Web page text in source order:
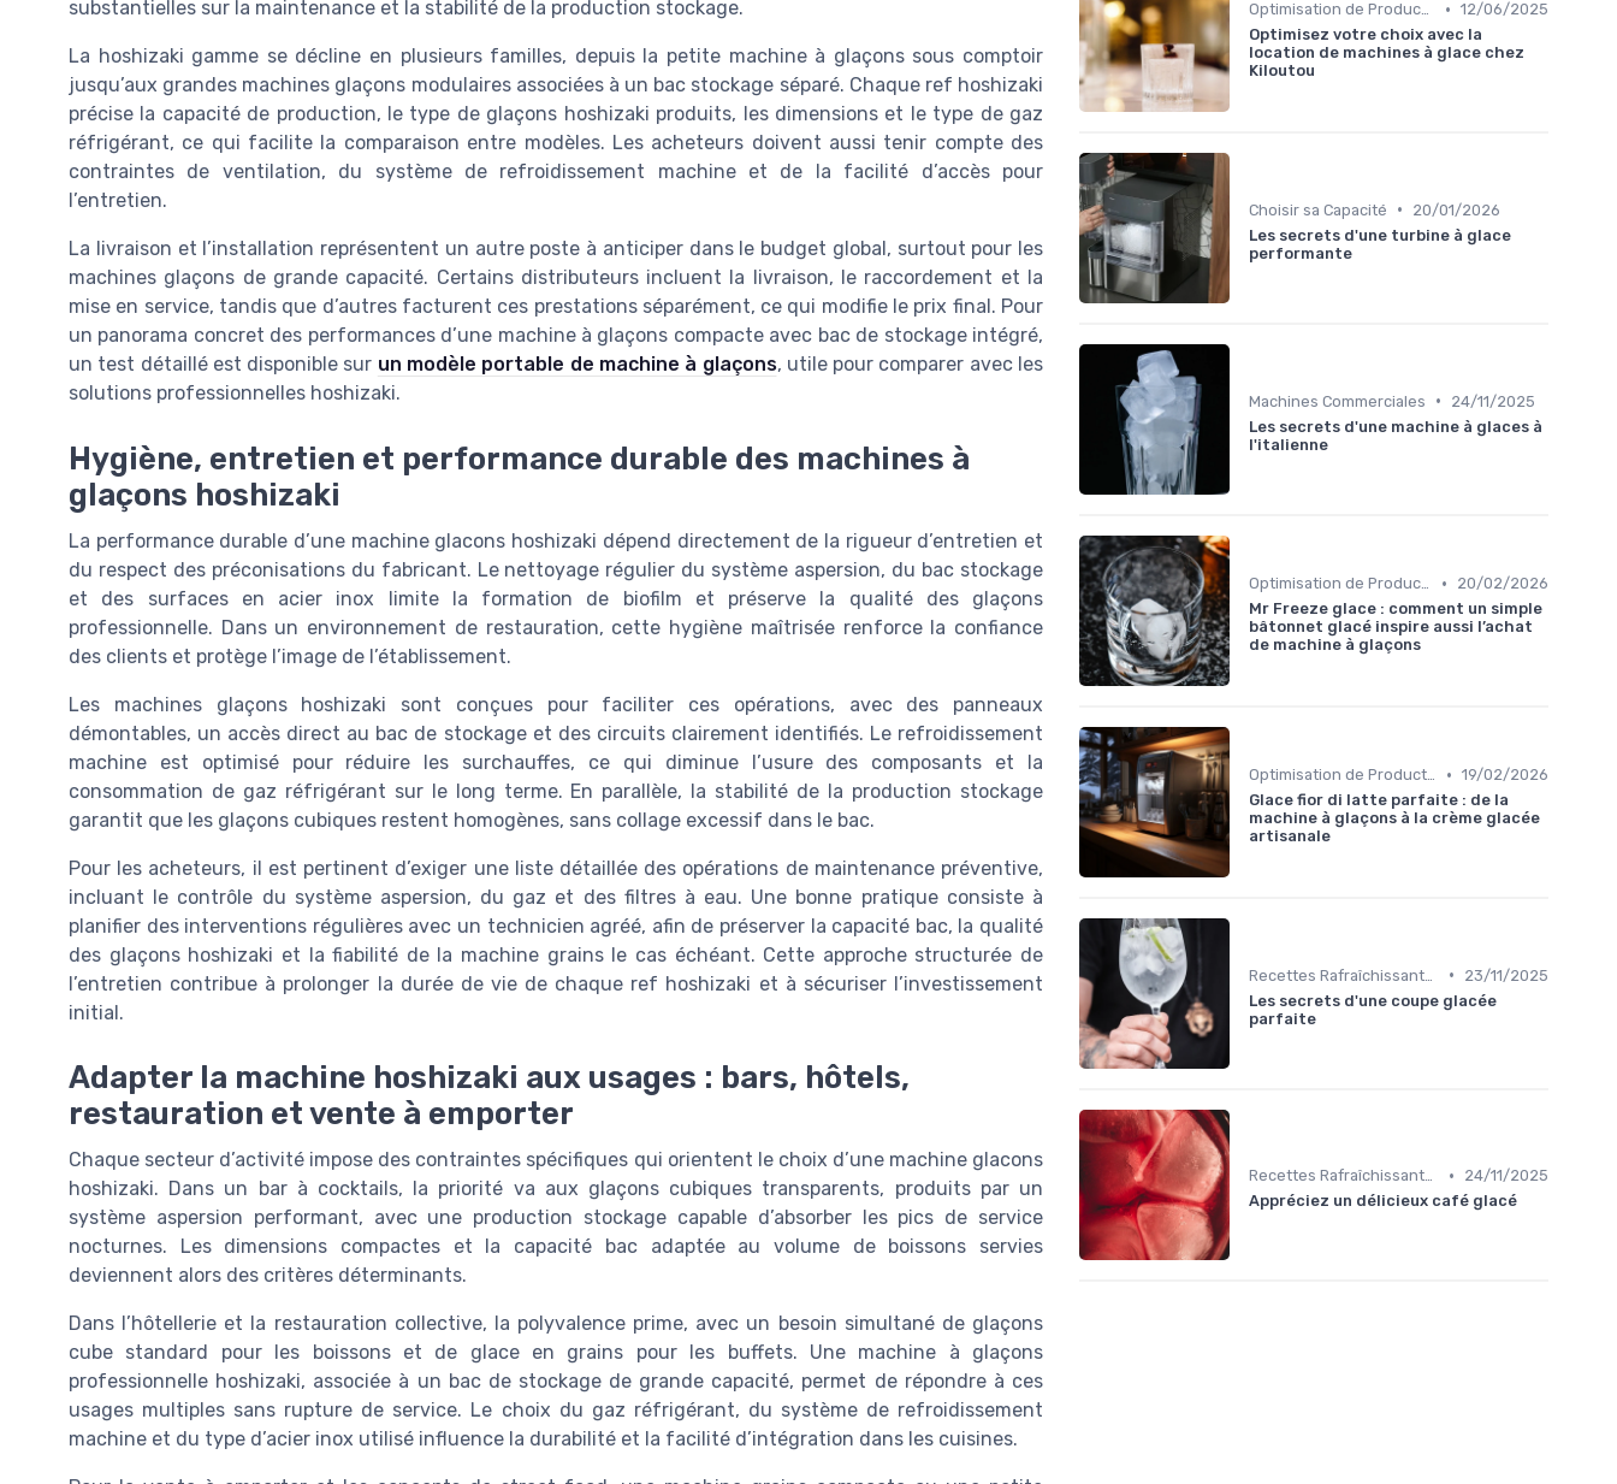
substantielles sur la maintenance et la stabilité de la production stockage.
La hoshizaki gamme se décline en plusieurs familles, depuis la petite machine à glaçons sous comptoir
jusqu’aux grandes machines glaçons modulaires associées à un bac stockage séparé. Chaque ref hoshizaki
précise la capacité de production, le type de glaçons hoshizaki produits, les dimensions et le type de gaz
réfrigérant, ce qui facilite la comparaison entre modèles. Les acheteurs doivent aussi tenir compte des
contraintes de ventilation, du système de refroidissement machine et de la facilité d’accès pour
l’entretien.
La livraison et l’installation représentent un autre poste à anticiper dans le budget global, surtout pour les
machines glaçons de grande capacité. Certains distributeurs incluent la livraison, le raccordement et la
mise en service, tandis que d’autres facturent ces prestations séparément, ce qui modifie le prix final. Pour
un panorama concret des performances d’une machine à glaçons compacte avec bac de stockage intégré,
un test détaillé est disponible sur un modèle portable de machine à glaçons, utile pour comparer avec les
solutions professionnelles hoshizaki.
Hygiène, entretien et performance durable des machines à
glaçons hoshizaki
La performance durable d’une machine glacons hoshizaki dépend directement de la rigueur d’entretien et
du respect des préconisations du fabricant. Le nettoyage régulier du système aspersion, du bac stockage
et des surfaces en acier inox limite la formation de biofilm et préserve la qualité des glaçons
professionnelle. Dans un environnement de restauration, cette hygiène maîtrisée renforce la confiance
des clients et protège l’image de l’établissement.
Les machines glaçons hoshizaki sont conçues pour faciliter ces opérations, avec des panneaux
démontables, un accès direct au bac de stockage et des circuits clairement identifiés. Le refroidissement
machine est optimisé pour réduire les surchauffes, ce qui diminue l’usure des composants et la
consommation de gaz réfrigérant sur le long terme. En parallèle, la stabilité de la production stockage
garantit que les glaçons cubiques restent homogènes, sans collage excessif dans le bac.
Pour les acheteurs, il est pertinent d’exiger une liste détaillée des opérations de maintenance préventive,
incluant le contrôle du système aspersion, du gaz et des filtres à eau. Une bonne pratique consiste à
planifier des interventions régulières avec un technicien agréé, afin de préserver la capacité bac, la qualité
des glaçons hoshizaki et la fiabilité de la machine grains le cas échéant. Cette approche structurée de
l’entretien contribue à prolonger la durée de vie de chaque ref hoshizaki et à sécuriser l’investissement
initial.
Adapter la machine hoshizaki aux usages : bars, hôtels,
restauration et vente à emporter
Chaque secteur d’activité impose des contraintes spécifiques qui orientent le choix d’une machine glacons
hoshizaki. Dans un bar à cocktails, la priorité va aux glaçons cubiques transparents, produits par un
système aspersion performant, avec une production stockage capable d’absorber les pics de service
nocturnes. Les dimensions compactes et la capacité bac adaptée au volume de boissons servies
deviennent alors des critères déterminants.
Dans l’hôtellerie et la restauration collective, la polyvalence prime, avec un besoin simultané de glaçons
cube standard pour les boissons et de glace en grains pour les buffets. Une machine à glaçons
professionnelle hoshizaki, associée à un bac de stockage de grande capacité, permet de répondre à ces
usages multiples sans rupture de service. Le choix du gaz réfrigérant, du système de refroidissement
machine et du type d’acier inox utilisé influence la durabilité et la facilité d’intégration dans les cuisines.
Optimisation de Production • 12/06/2025
Optimisez votre choix avec la
location de machines à glace chez
Kiloutou
Choisir sa Capacité •
20/01/2026
Les secrets d'une turbine à glace
performante
Machines Commerciales •
24/11/2025
Les secrets d'une machine à glaces à
l'italienne
Optimisation de Production •
20/02/2026
Mr Freeze glace : comment un simple
bâtonnet glacé inspire aussi l’achat
de machine à glaçons
Optimisation de Production • 19/02/2026
Glace fior di latte parfaite : de la
machine à glaçons à la crème glacée
artisanale
•
23/11/2025
Les secrets d'une coupe glacée
parfaite
Recettes Rafraîchissantes •
24/11/2025
Appréciez un délicieux café glacé